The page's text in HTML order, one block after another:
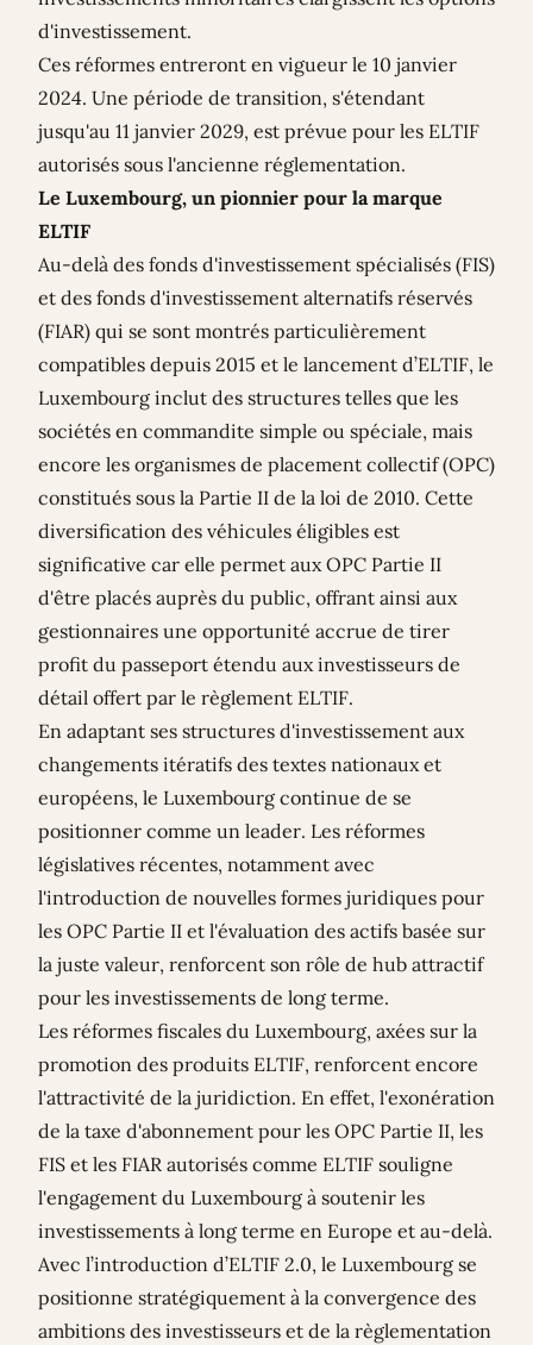
d'investissement.
Ces réformes entreront en vigueur le 10 janvier
2024. Une période de transition, s'étendant
jusqu'au 11 janvier 2029, est prévue pour les ELTIF
autorisés sous l'ancienne réglementation.
Le Luxembourg, un pionnier pour la marque
ELTIF
Au-delà des fonds d'investissement spécialisés (FIS)
et des fonds d'investissement alternatifs réservés
(FIAR) qui se sont montrés particulièrement
compatibles depuis 2015 et le lancement d’ELTIF, le
Luxembourg inclut des structures telles que les
sociétés en commandite simple ou spéciale, mais
encore les organismes de placement collectif (OPC)
constitués sous la Partie II de la loi de 2010. Cette
diversification des véhicules éligibles est
significative car elle permet aux OPC Partie II
d'être placés auprès du public, offrant ainsi aux
gestionnaires une opportunité accrue de tirer
profit du passeport étendu aux investisseurs de
détail offert par le règlement ELTIF.
En adaptant ses structures d'investissement aux
changements itératifs des textes nationaux et
européens, le Luxembourg continue de se
positionner comme un leader. Les réformes
législatives récentes, notamment avec
l'introduction de nouvelles formes juridiques pour
les OPC Partie II et l'évaluation des actifs basée sur
la juste valeur, renforcent son rôle de hub attractif
pour les investissements de long terme.
Les réformes fiscales du Luxembourg, axées sur la
promotion des produits ELTIF, renforcent encore
l'attractivité de la juridiction. En effet, l'exonération
de la taxe d'abonnement pour les OPC Partie II, les
FIS et les FIAR autorisés comme ELTIF souligne
l'engagement du Luxembourg à soutenir les
investissements à long terme en Europe et au-delà.
Avec l’introduction d’ELTIF 2.0, le Luxembourg se
positionne stratégiquement à la convergence des
ambitions des investisseurs et de la règlementation